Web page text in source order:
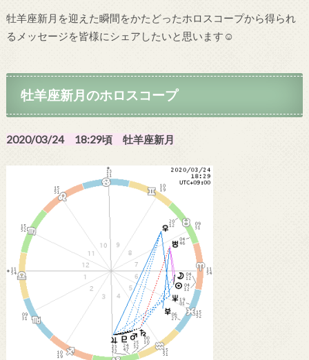
牡羊座新月を迎えた瞬間をかたどったホロスコープから得られ
るメッセージを皆様にシェアしたいと思います☺
牡羊座新月のホロスコープ
2020/03/24 18:29頃 牡羊座新月